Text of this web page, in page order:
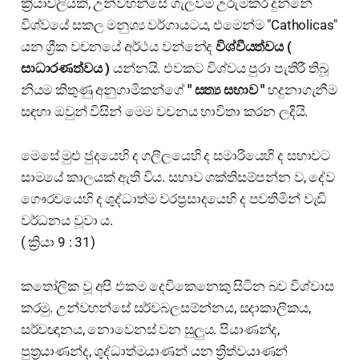
විශ්වයේ සකල මනුශ්‍ය වර්ගායටය, එමෙන්ම "Catholicas"
යන ග්‍රීක වචනයේ අර්ථය වන්නේදවිශ්වීයත්වය (
සාධාරණත්වය )යන්නයි. එවකට විශ්වය පුරා පැතිරී තිබූ
නියම කිතුණු අනුගාමිකන්ගේ" සත්‍ය සභාව "හදුනාගැනීම
සඳහා ඔවුන් විසින් මෙම වචනය භාවිතා කරන ලදියි.
මෙසේ මුළු ජුදයෙහි ද ගලීලයෙහි ද සමාරියෙහි ද සභාවට
සාමයේ කාලයක් ඇති විය. සභාව ශක්තිසම්පන්න ව, දේව
ගෞරවයෙහි ද ශුද්ධාත්ම වරප්‍රසාදයෙහි ද පවතිමින් වැඩි
වර්ධනය වූවා ය.
( ක්‍රියා 9 : 31)
කතෝලික වූ අපි එකම දෙවිකෙනෙකු සිටින බව විශ්වාස
කරමු. උන්වහන්සේ සර්වබලසම්න්නය, සදාකාලිකය,
සර්වඥානය, නොවෙනස් වන සුලුය. පියාණන්ද,
පුත්‍රයාණන්ද, ශුද්ධාත්මයාණන් යන ත්‍රිත්වයාණන්